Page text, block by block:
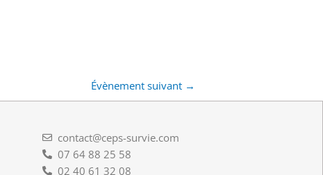
Évènement suivant →
contact@ceps-survie.com
07 64 88 25 58
02 40 61 32 08